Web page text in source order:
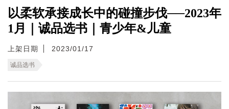
以柔软承接成长中的碰撞步伐──2023年
1月｜诚品选书｜青少年&儿童
上架日期 2023/01/17
诚品选书